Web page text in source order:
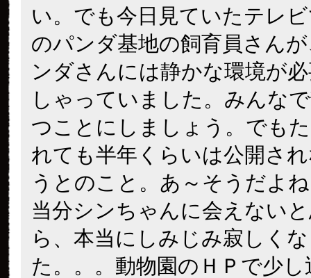
い。でも今日見ていたテレ
のパンダ基地の飼育員さん
ンダさんには静かな環境が
しゃっていました。みんな
つことにしましょう。でも
れても半年くらいは公開さ
うとのこと。あ～そうだよ
当分シンちゃんに会えない
ら、本当にしみじみ寂しく
た。。。動物園のＨＰで少